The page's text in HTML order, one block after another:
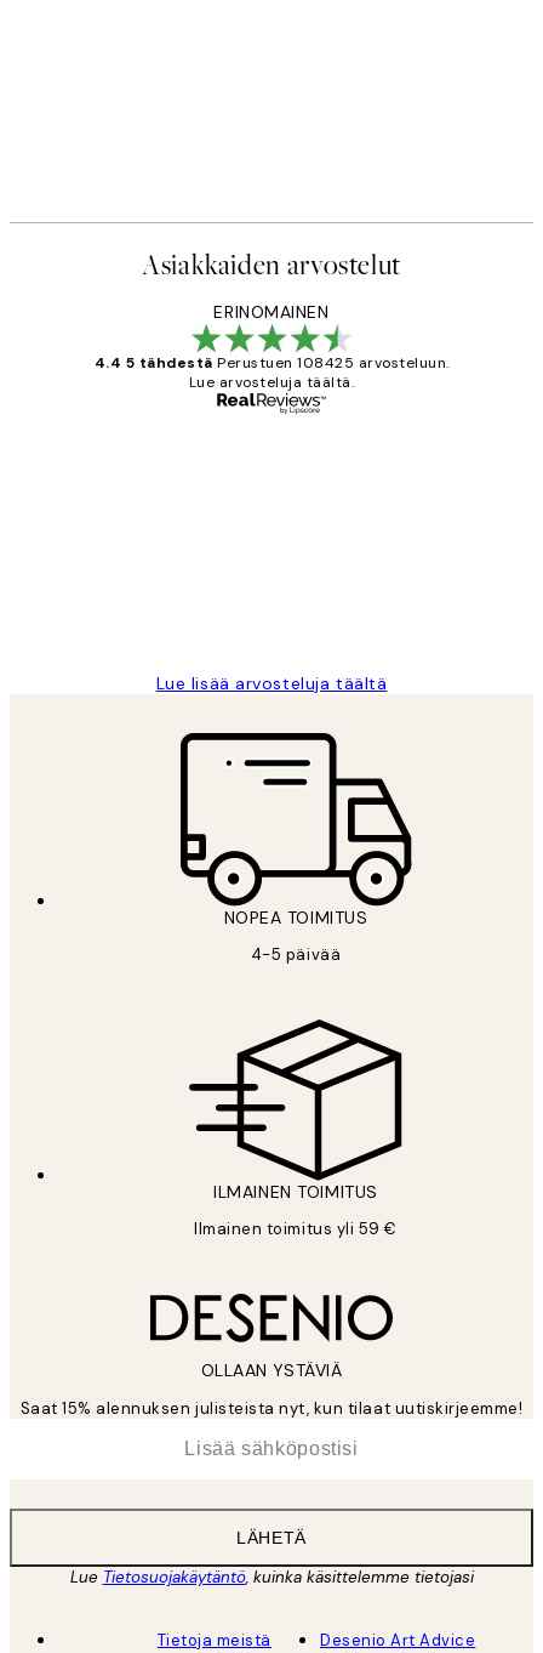
Asiakkaiden arvostelut
ERINOMAINEN
4.4 5 tähdestä Perustuen 108425 arvosteluun.
Lue arvosteluja täältä.
Lue lisää arvosteluja täältä
NOPEA TOIMITUS
4-5 päivää
ILMAINEN TOIMITUS
Ilmainen toimitus yli 59 €
OLLAAN YSTÄVIÄ
Saat 15% alennuksen julisteista nyt, kun tilaat uutiskirjeemme!
LÄHETÄ
Lue Tietosuojakäytäntö, kuinka käsittelemme tietojasi
Tietoja meistä
Desenio Art Advice